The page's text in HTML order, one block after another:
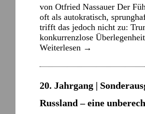
von Otfried Nassauer Der
oft als autokratisch,
trifft das jedoch nicht zu:
konkurrenzlose
Weiterlesen →
20. Jahrgang |
Russland – eine